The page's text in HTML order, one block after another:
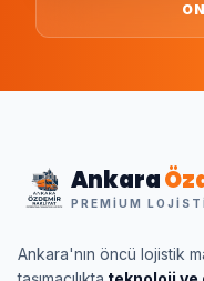
Ankara
PREMIUM
Ankara'nın öncü lojistik